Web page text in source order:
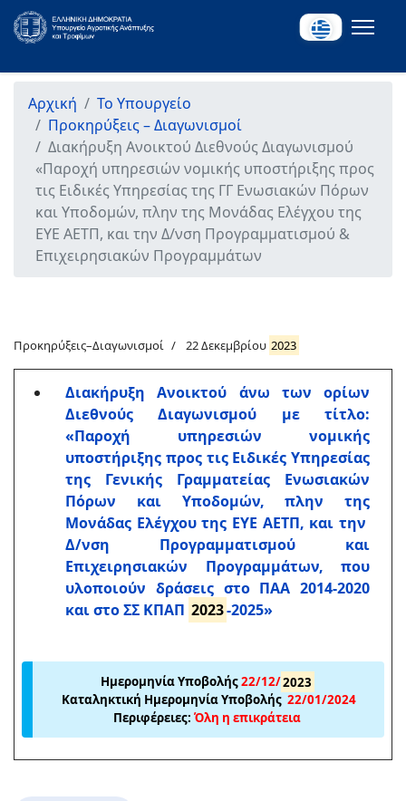
Αρχική
Το Υπουργείο
Προκηρύξεις – Διαγωνισμοί
Διακήρυξη Ανοικτού Διεθνούς Διαγωνισμού
«Παροχή υπηρεσιών νομικής υποστήριξης προς
τις Ειδικές Υπηρεσίας της ΓΓ Ενωσιακών Πόρων
και Υποδομών, πλην της Μονάδας Ελέγχου της
ΕΥΕ ΑΕΤΠ, και την Δ/νση Προγραμματισμού &
Επιχειρησιακών Προγραμμάτων
Προκηρύξεις–Διαγωνισμοί 22 Δεκεμβρίου 2023
Διακήρυξη Ανοικτού άνω των ορίων
Διεθνούς Διαγωνισμού με τίτλο:
«Παροχή υπηρεσιών νομικής
υποστήριξης προς τις Ειδικές Υπηρεσίας
της Γενικής Γραμματείας Ενωσιακών
Πόρων και Υποδομών, πλην της
Μονάδας Ελέγχου της ΕΥΕ ΑΕΤΠ, και την
Δ/νση Προγραμματισμού και
Επιχειρησιακών Προγραμμάτων, που
υλοποιούν δράσεις στο ΠΑΑ 2014-2020
και στο ΣΣ ΚΠΑΠ 2023-2025»
Ημερομηνία Υποβολής22/12/2023
Καταληκτική Ημερομηνία Υποβολής 22/01/2024
Περιφέρειες: Όλη η επικράτεια